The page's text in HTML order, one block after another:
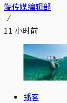
端传媒编辑部
11 小时前
播客